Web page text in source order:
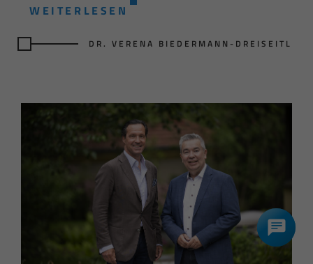
WEITERLESEN
DR. VERENA BIEDERMANN-DREISEITL